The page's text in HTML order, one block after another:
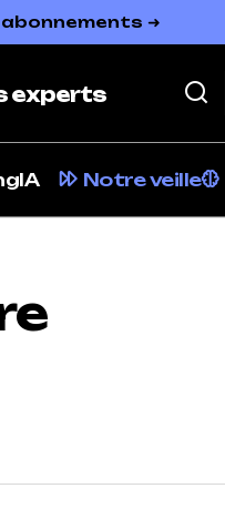
➜
experts
IA Notre veille